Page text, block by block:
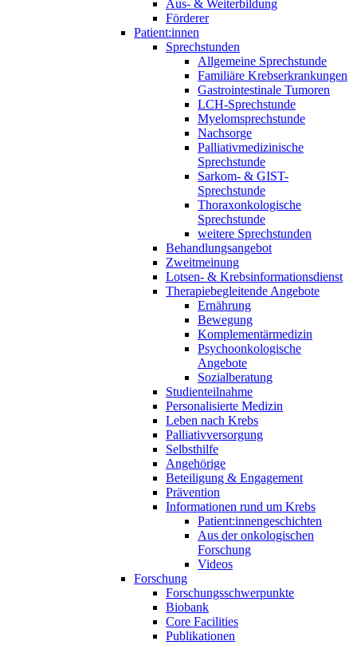
Aus- & Weiterbildung
Förderer
Patient:innen
Sprechstunden
Allgemeine Sprechstunde
Familiäre Krebserkrankungen
Gastrointestinale Tumoren
LCH-Sprechstunde
Myelomsprechstunde
Nachsorge
Palliativmedizinische
Sprechstunde
Sarkom- & GIST-
Sprechstunde
Thoraxonkologische
Sprechstunde
weitere Sprechstunden
Behandlungsangebot
Zweitmeinung
Lotsen- & Krebsinformationsdienst
Therapiebegleitende Angebote
Ernährung
Bewegung
Komplementärmedizin
Psychoonkologische
Angebote
Sozialberatung
Studienteilnahme
Personalisierte Medizin
Leben nach Krebs
Palliativversorgung
Selbsthilfe
Angehörige
Beteiligung & Engagement
Prävention
Informationen rund um Krebs
Patient:innengeschichten
Aus der onkologischen
Forschung
Videos
Forschung
Forschungsschwerpunkte
Biobank
Core Facilities
Publikationen